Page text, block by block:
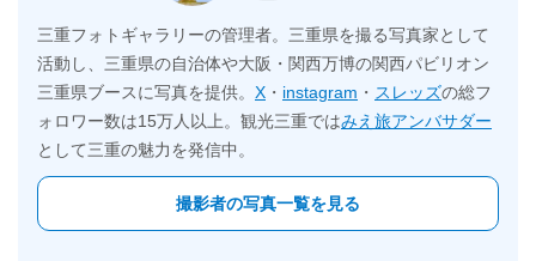
三重フォトギャラリーの管理者。三重県を撮る写真家として
活動し、三重県の自治体や大阪・関西万博の関西パビリオン
三重県ブースに写真を提供。 X ・ instagram ・ スレッズの総フ
ォロワー数は15万人以上。観光三重ではみえ旅アンバサダー
として三重の魅力を発信中。
撮影者の写真一覧を見る